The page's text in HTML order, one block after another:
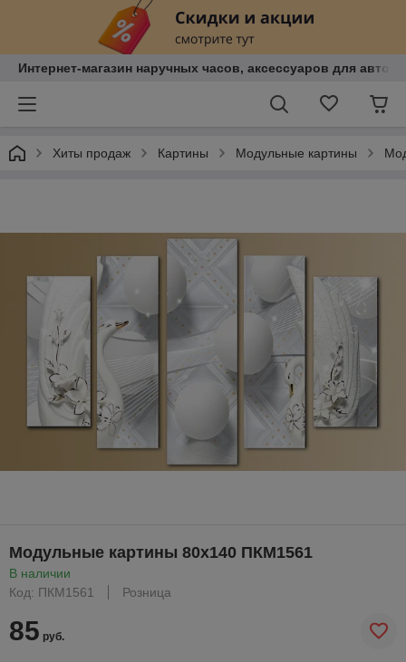
Интернет-магазин наручных часов, аксессуаров для авто,
Хиты продаж Картины Модульные картины
Модульные картины 80x140 ПКМ1561
В наличии
Код: ПКМ1561
Розница
85 руб.